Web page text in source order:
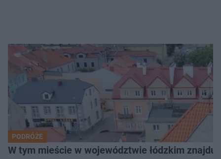
PODRÓŻE
W tym mieście w województwie łódzkim